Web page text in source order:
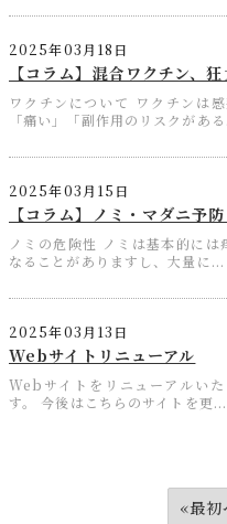
2025年03月18日
【コラム】混合ワクチン、
ワクチンについて ワクチンは
「痛い」「副作用のリスクがあ
2025年03月15日
【コラム】ノミ・マダニ予
ノミの危険性 ノミは基本的に
なることがありますし、大量に...
2025年03月13日
Webサイトリニューアル
Webサイトをリニューアルい
す。 今後はこちらのサイトを更...
«最初